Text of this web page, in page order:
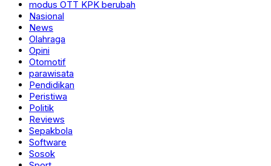
modus OTT KPK berubah
Nasional
News
Olahraga
Opini
Otomotif
parawisata
Pendidikan
Peristiwa
Politik
Reviews
Sepakbola
Software
Sosok